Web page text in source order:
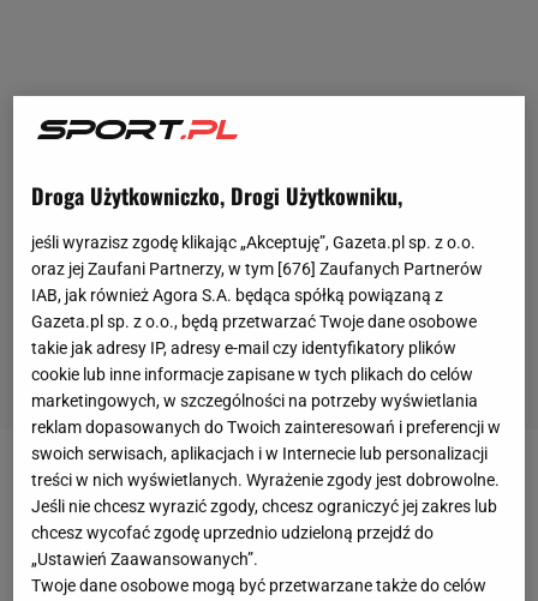
Wydział Dyscypliny PZPS rozpoznał wniosek
Rzecznika Dyscyplinarnego PZPS w sprawie Michała
Kubiaka i zdecydował się na ukaranie kapitana
reprezentacji polskich siatkarzy.
Droga Użytkowniczko, Drogi Użytkowniku,
jeśli wyrazisz zgodę klikając „Akceptuję”, Gazeta.pl sp. z o.o.
oraz jej Zaufani Partnerzy, w tym [676] Zaufanych Partnerów
IAB, jak również Agora S.A. będąca spółką powiązaną z
Gazeta.pl sp. z o.o., będą przetwarzać Twoje dane osobowe
takie jak adresy IP, adresy e-mail czy identyfikatory plików
cookie lub inne informacje zapisane w tych plikach do celów
marketingowych, w szczególności na potrzeby wyświetlania
reklam dopasowanych do Twoich zainteresowań i preferencji w
swoich serwisach, aplikacjach i w Internecie lub personalizacji
treści w nich wyświetlanych. Wyrażenie zgody jest dobrowolne.
Jeśli nie chcesz wyrazić zgody, chcesz ograniczyć jej zakres lub
chcesz wycofać zgodę uprzednio udzieloną przejdź do
„Ustawień Zaawansowanych”.
Twoje dane osobowe mogą być przetwarzane także do celów